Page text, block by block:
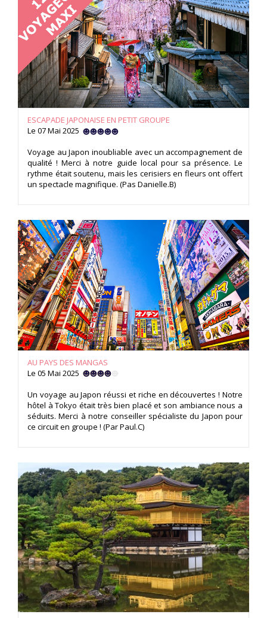
ESCAPADE JAPONAISE EN PETIT GROUPE
Le 07 Mai 2025
Voyage au Japon inoubliable avec un accompagnement de
qualité ! Merci à notre guide local pour sa présence. Le
rythme était soutenu, mais les cerisiers en fleurs ont offert
un spectacle magnifique. (Pas Danielle.B)
AU PAYS DES MANGAS
Le 05 Mai 2025
Un voyage au Japon réussi et riche en découvertes ! Notre
hôtel à Tokyo était très bien placé et son ambiance nous a
séduits. Merci à notre conseiller spécialiste du Japon pour
ce circuit en groupe ! (Par Paul.C)